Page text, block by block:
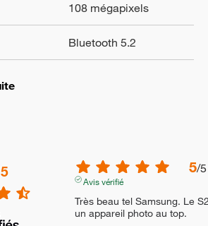
108 mégapixels
Bluetooth 5.2
5 5/5
Avis vérifié
Très beau tel Samsung. Le
un appareil photo au top.